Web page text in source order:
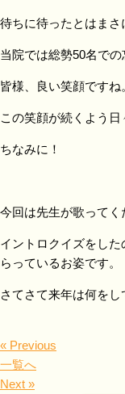
待ちに待ったとはまさ
当院では総勢50名での
皆様、良い笑顔ですね
この笑顔が続くよう日
ちなみに！
今回は先生が歌ってく
イントロクイズをし
らっているお姿です。
さてさて来年は何を
« Previous
一覧へ
Next »